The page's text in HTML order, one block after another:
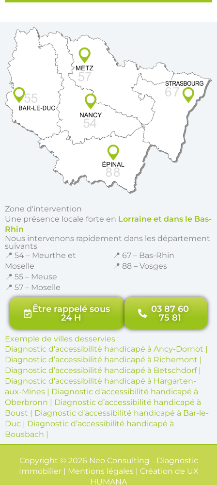
Zone d'intervention
Une présence locale forte en Lorraine et dans le Bas-
Rhin
Nous intervenons rapidement dans les département
suivants
📍 54 – Meurthe et
Moselle
📍 55 – Meuse
📍 57 – Moselle
📍 67 – Bas-Rhin
📍 88 – Vosges
Être rappelé sous
24 H
03 87 60
75 81
Exemple de villes desservies :
Diagnostic d’accessibilité handicapé à Ancy-Dornot |
Diagnostic d’accessibilité handicapé à Richemont |
Diagnostic d’accessibilité handicapé à Betschdorf|
Diagnostic d’accessibilité handicapé à Hargarten-
aux-Mines | Diagnostic d’accessibilité handicapé à
Oberbronn | Diagnostic d’accessibilité handicapé à
Boust | Diagnostic d’accessibilité handicapé à Bar-le-
Duc | Diagnostic d’accessibilité handicapé à
Bousbach |
Copyright © 2026 Neo Consulting - Diagnostic
Immobilier | Mentions légales | Création de UX
HUMANA